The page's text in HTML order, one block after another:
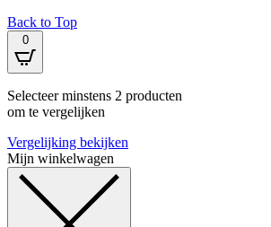
Back to Top
0
Selecteer minstens 2 producten
om te vergelijken
Vergelijking bekijken
Mijn winkelwagen